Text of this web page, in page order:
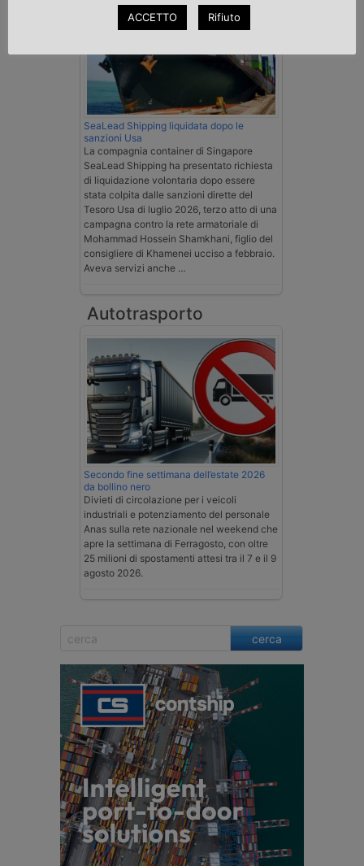
SeaLead Shipping liquidata dopo le
sanzioni Usa
La compagnia container di Singapore
SeaLead Shipping ha presentato richiesta
di liquidazione volontaria dopo essere
stata colpita dalle sanzioni dirette del
Tesoro Usa di luglio 2026, terzo atto di una
campagna contro la rete armatoriale di
Mohammad Hossein Shamkhani, figlio del
consigliere di Khamenei ucciso a febbraio.
Aveva servizi anche …
Autotrasporto
Secondo fine settimana dell’estate 2026
da bollino nero
Divieti di circolazione per i veicoli
industriali e potenziamento del personale
Anas sulla rete nazionale nel weekend che
apre la settimana di Ferragosto, con oltre
25 milioni di spostamenti attesi tra il 7 e il 9
agosto 2026.
cerca
ACCETTO Rifiuto